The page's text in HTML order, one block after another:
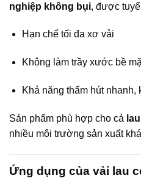
nghiệp không bụi, được
Hạn chế tối đa xơ vải
Không làm trầy xước bề
Khả năng thấm hút nhanh,
Sản phẩm phù hợp cho cả
nhiều môi trường sản xuất
Ứng dụng của vải lau